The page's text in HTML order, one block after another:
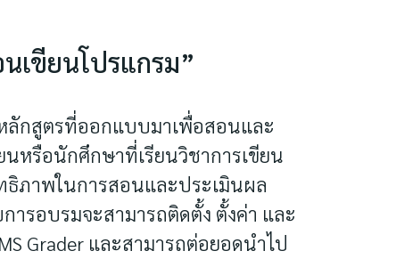
เขียนโปรแกรม”
ลักสูตรที่ออกแบบมาเพื่อสอนและ
หรือนักศึกษาที่เรียนวิชาการเขียน
ธิภาพในการสอนและประเมินผล
รอบรมจะสามารถติดตั้ง ตั้งค่า และ
Grader และสามารถต่อยอดนำไป